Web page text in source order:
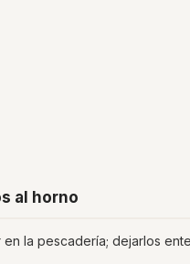
al horno
la pescadería; dejarlos